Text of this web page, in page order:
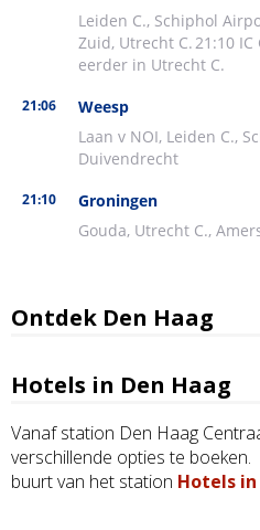
Ontdek Den Haag
Hotels in Den Haag
Vanaf station Den Haag
verschillende opties te
buurt van het station Hotels in